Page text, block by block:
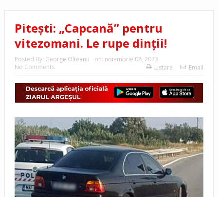
Pitești: „Capcană” pentru
vitezomani. Le rupe dinții!
Posted By: George Olteanu on: noiembrie 08, 2023
No Comments
Listare Email